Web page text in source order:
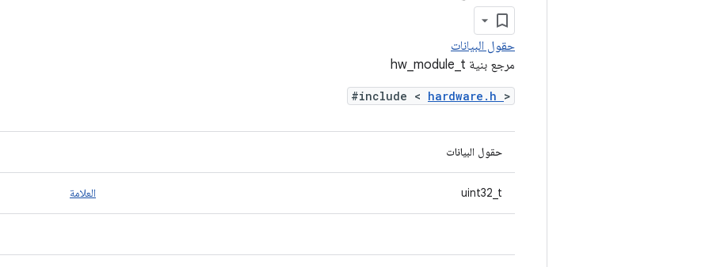
حقول البيانات
مرجع بنية hw_module_t
#include < hardware.h >
حقول البيانات
uint32_t العلامة